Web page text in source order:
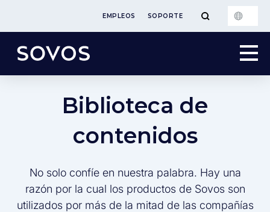
EMPLEOS SOPORTE
Biblioteca de
contenidos
No solo confíe en nuestra palabra. Hay una
razón por la cual los productos de Sovos son
utilizados por más de la mitad de las compañías